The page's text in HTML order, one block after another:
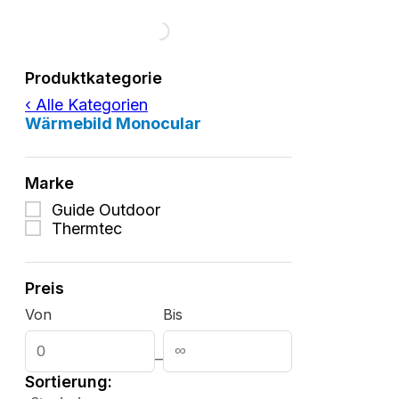
Filtern
nach
Produktkategorie
‹ Alle Kategorien
Wärmebild Monocular
Filtern
nach
Marke
Guide Outdoor
Thermtec
Preis
Von
–
Bis
Sortierung: